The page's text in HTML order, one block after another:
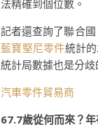
法精確到個位數。
記者還查詢了聯合
藍寶堅尼零件統計
統計局數據也是分歧
汽車零件貿易商
67.7歲從何而來？